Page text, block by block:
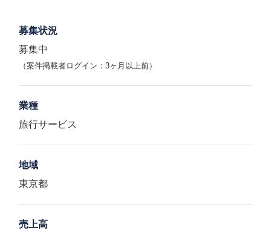
募集状況
募集中
（案件掲載者ログイン：3ヶ月以上前）
業種
旅行サービス
地域
東京都
売上高